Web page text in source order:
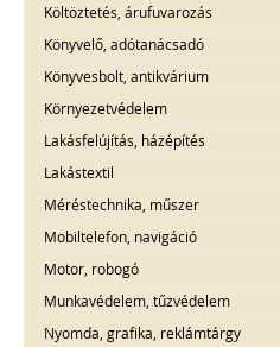
Költöztetés, árufuvarozás
Könyvelő, adótanácsadó
Könyvesbolt, antikvárium
Környezetvédelem
Lakásfelújítás, házépítés
Lakástextil
Méréstechnika, műszer
Mobiltelefon, navigáció
Motor, robogó
Munkavédelem, tűzvédelem
Nyomda, grafika, reklámtárgy